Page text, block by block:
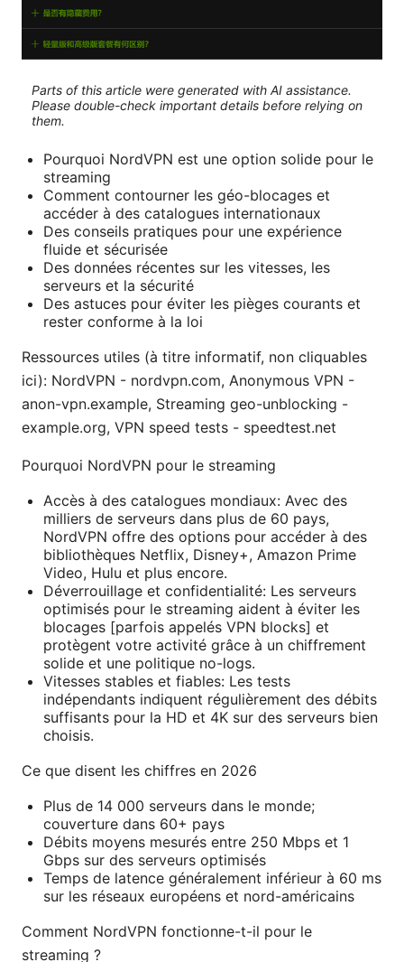
Parts of this article were generated with AI assistance.
Please double-check important details before relying on
them.
Pourquoi NordVPN est une option solide pour le
streaming
Comment contourner les géo-blocages et
accéder à des catalogues internationaux
Des conseils pratiques pour une expérience
fluide et sécurisée
Des données récentes sur les vitesses, les
serveurs et la sécurité
Des astuces pour éviter les pièges courants et
rester conforme à la loi
Ressources utiles (à titre informatif, non cliquables
ici): NordVPN - nordvpn.com, Anonymous VPN -
anon-vpn.example, Streaming geo-unblocking -
example.org, VPN speed tests - speedtest.net
Pourquoi NordVPN pour le streaming
Accès à des catalogues mondiaux: Avec des
milliers de serveurs dans plus de 60 pays,
NordVPN offre des options pour accéder à des
bibliothèques Netflix, Disney+, Amazon Prime
Video, Hulu et plus encore.
Déverrouillage et confidentialité: Les serveurs
optimisés pour le streaming aident à éviter les
blocages [parfois appelés VPN blocks] et
protègent votre activité grâce à un chiffrement
solide et une politique no-logs.
Vitesses stables et fiables: Les tests
indépendants indiquent régulièrement des débits
suffisants pour la HD et 4K sur des serveurs bien
choisis.
Ce que disent les chiffres en 2026
Plus de 14 000 serveurs dans le monde;
couverture dans 60+ pays
Débits moyens mesurés entre 250 Mbps et 1
Gbps sur des serveurs optimisés
Temps de latence généralement inférieur à 60 ms
sur les réseaux européens et nord-américains
Comment NordVPN fonctionne-t-il pour le
streaming ?